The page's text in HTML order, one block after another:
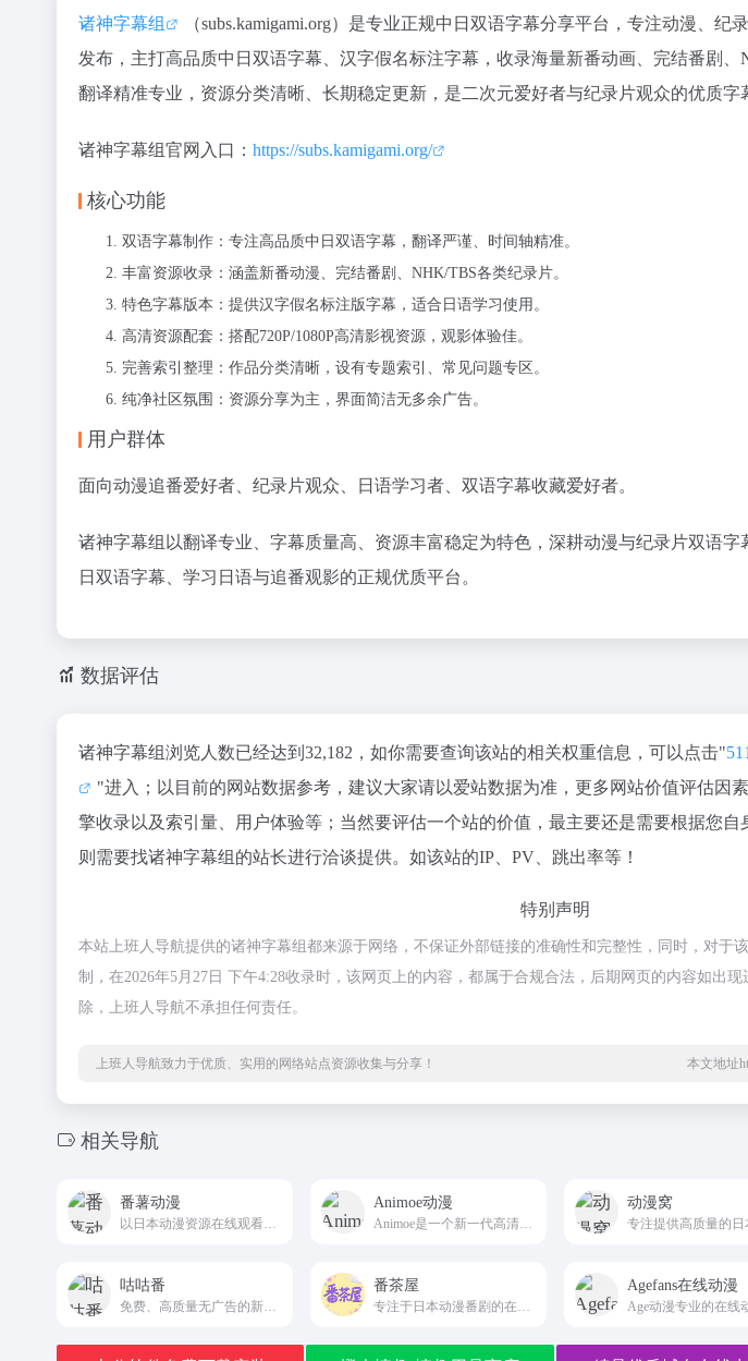
诸神字幕组
（subs.kamigami.org）是专业正规中日双语字幕分享平台，专注动漫、
发布，主打高品质中日双语字幕、汉字假名标注字幕，收录海量新番动画、完结番剧
翻译精准专业，资源分类清晰、长期稳定更新，是二次元爱好者与纪录片观众的优质字
诸神字幕组官网入口： https://subs.kamigami.org/
核心功能
双语字幕制作：专注高品质中日双语字幕，翻译严谨、时间轴精准。
丰富资源收录：涵盖新番动漫、完结番剧、NHK/TBS各类纪录片。
特色字幕版本：提供汉字假名标注版字幕，适合日语学习使用。
高清资源配套：搭配720P/1080P高清影视资源，观影体验佳。
完善索引整理：作品分类清晰，设有专题索引、常见问题专区。
纯净社区氛围：资源分享为主，界面简洁无多余广告。
用户群体
面向动漫追番爱好者、纪录片观众、日语学习者、双语字幕收藏爱好者。
诸神字幕组以翻译专业、字幕质量高、资源丰富稳定为特色，深耕动漫与纪录片双语
日双语字幕、学习日语与追番观影的正规优质平台。
数据评估
诸神字幕组浏览人数已经达到32,182，如你需要查询该站的相关权重信息，可以点击"
"进入；以目前的网站数据参考，建议大家请以爱站数据为准，更多网站价值评估因
擎收录以及索引量、用户体验等；当然要评估一个站的价值，最主要还是需要根据您
则需要找诸神字幕组的站长进行洽谈提供。如该站的IP、PV、跳出率等！
特别声明
本站上班人导航提供的诸神字幕组都来源于网络，不保证外部链接的准确性和完整性，同时，对于
制，在2026年5月27日 下午4:28收录时，该网页上的内容，都属于合规合法，后期网页的内容如出
除，上班人导航不承担任何责任。
上班人导航致力于优质、实用的网络站点资源收集与分享！ 本文地址
相关导航
番薯动漫 Animoe动漫
Animoe是一个新一代高清动漫在线播放站点，可为您提供高清、迅速、无广告打扰的优质观赏体验。
动漫窝
咕咕番 番茶屋 Agefans在线动漫